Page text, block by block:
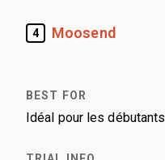
4 Moosend
Idéal pour les